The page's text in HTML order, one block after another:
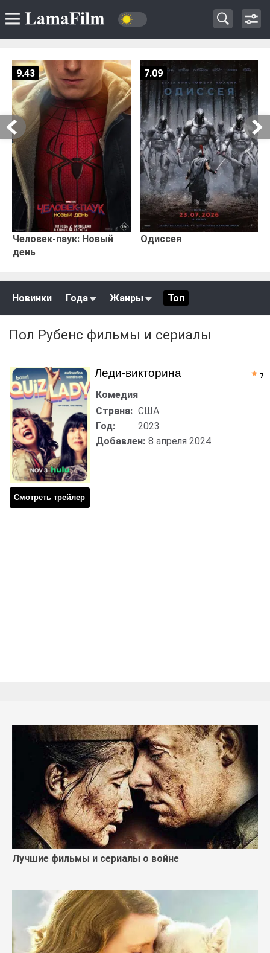
Человек-паук: Новый
день
9.43
Одиссея
7.09
Новинки Года Жанры Топ
Пол Рубенс фильмы и сериалы
Леди-викторина
Смотреть трейлер
Комедия
Страна: США
Год:
2023
Добавлен: 8 апреля 2024
7
Лучшие фильмы и сериалы о войне